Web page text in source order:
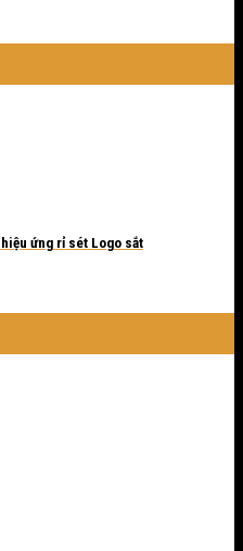
ứng rỉ sét Logo sắt